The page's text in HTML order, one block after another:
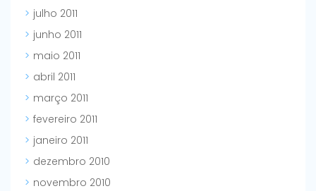
julho 2011
junho 2011
maio 2011
abril 2011
março 2011
fevereiro 2011
janeiro 2011
dezembro 2010
novembro 2010